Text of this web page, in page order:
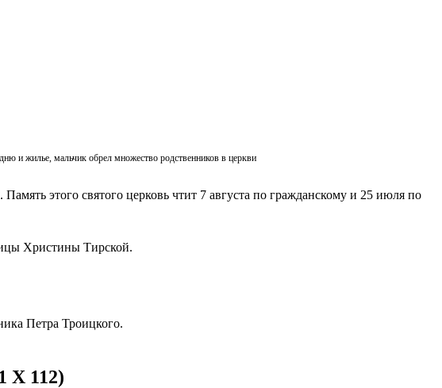
и жилье, мальчик обрел множество родственников в церкви
этого святого церковь чтит 7 августа по гражданскому и 25 июля по
Христины Тирской.
Петра Троицкого.
Х 112)